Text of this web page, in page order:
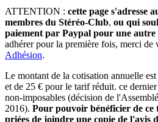
ATTENTION : cette page s'adresse
membres du Stéréo-Club, ou qui
paiement par Paypal pour une autre
adhérer pour la première fois, merci de
Adhésion.
Le montant de la cotisation annuelle
et de 25 € pour le tarif réduit. ce
non-imposables (décision de
2016). Pour pouvoir bénéficier de ce
priées de joindre une copie de l'avis